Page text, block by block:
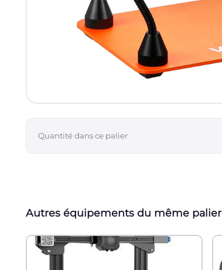
Quantité dans ce palier
Autres équipements du même palier